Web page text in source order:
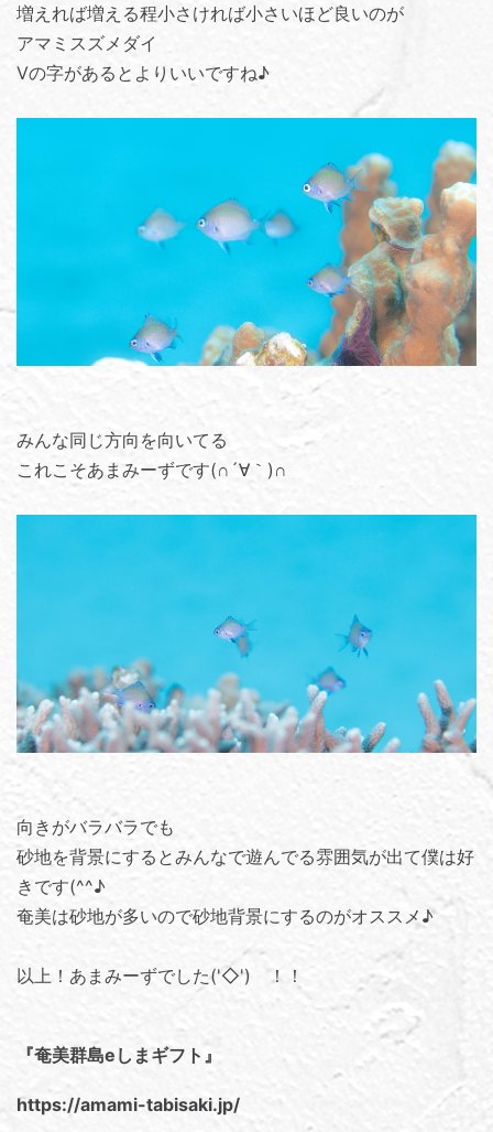
増えれば増える程小さければ小さいほど良いのが
アマミスズメダイ
Vの字があるとよりいいですね♪
みんな同じ方向を向いてる
これこそあまみーずです(∩´∀｀)∩
向きがバラバラでも
砂地を背景にするとみんなで遊んでる雰囲気が出て僕は好
きです(^^♪
奄美は砂地が多いので砂地背景にするのがオススメ♪
以上！あまみーずでした('◇')ゞ！！
『奄美群島eしまギフト』
https://amami-tabisaki.jp/